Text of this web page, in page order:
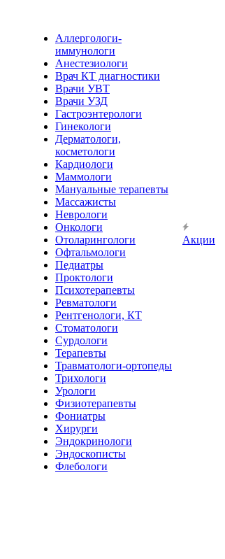
Аллергологи-
иммунологи
Анестезиологи
Врач КТ диагностики
Врачи УВТ
Врачи УЗД
Гастроэнтерологи
Гинекологи
Дерматологи,
косметологи
Кардиологи
Маммологи
Мануальные терапевты
Массажисты
Неврологи
Онкологи
Отоларингологи
Офтальмологи
Педиатры
Проктологи
Психотерапевты
Ревматологи
Рентгенологи, КТ
Стоматологи
Сурдологи
Терапевты
Травматологи-ортопеды
Трихологи
Урологи
Физиотерапевты
Фониатры
Хирурги
Эндокринологи
Эндоскописты
Флебологи
Акции